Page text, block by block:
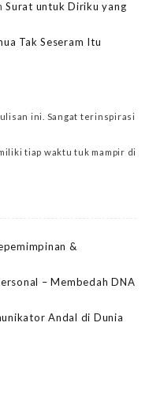
Surat untuk Diriku yang
Tak Seseram Itu
ini. Sangat terinspirasi
tiap waktu tuk mampir di
&
– Membedah DNA
Andal di Dunia